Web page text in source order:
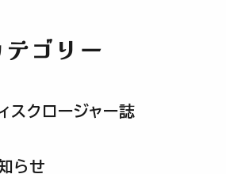
テゴリー
スクロージャー誌
らせ